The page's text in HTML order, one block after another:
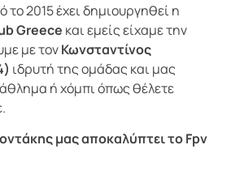
2015 έχει δημιουργηθεί η
Greece και εμείς είχαμε την
με τονΚωνσταντίνος
ιδρυτή της ομάδας και μας
ή χόμπι όπως θέλετε
μας αποκαλύπτει το Fpv